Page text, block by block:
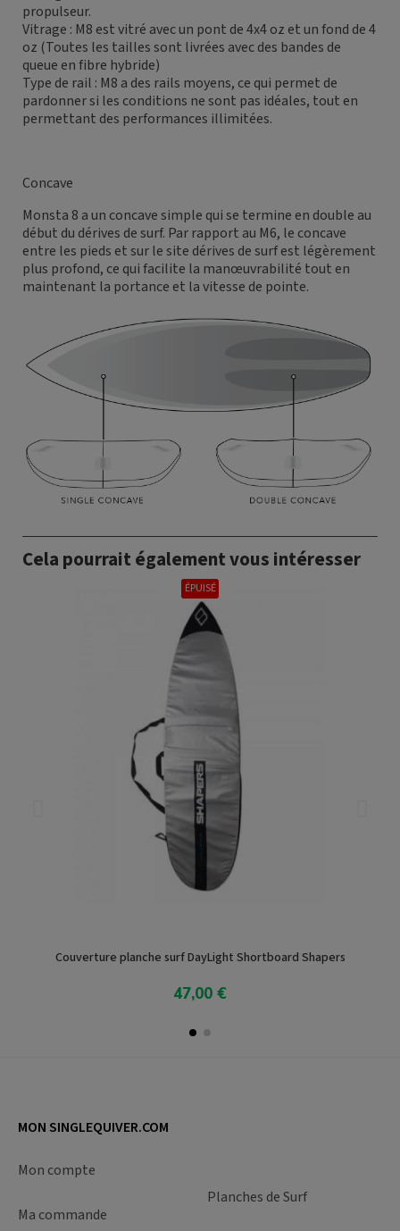
propulseur.
Vitrage : M8 est vitré avec un pont de 4x4 oz et un fond de 4
oz (Toutes les tailles sont livrées avec des bandes de
queue en fibre hybride)
Type de rail : M8 a des rails moyens, ce qui permet de
pardonner si les conditions ne sont pas idéales, tout en
permettant des performances illimitées.
Concave
Monsta 8 a un concave simple qui se termine en double au
début du dérives de surf. Par rapport au M6, le concave
entre les pieds et sur le site dérives de surf est légèrement
plus profond, ce qui facilite la manœuvrabilité tout en
maintenant la portance et la vitesse de pointe.
Cela pourrait également vous intéresser
ÉPUISÉ
Couverture planche surf DayLight Shortboard Shapers
47,00 €
Ajoute Au Panier
MON SINGLEQUIVER.COM
Mon compte
Ma commande
Planches de Surf